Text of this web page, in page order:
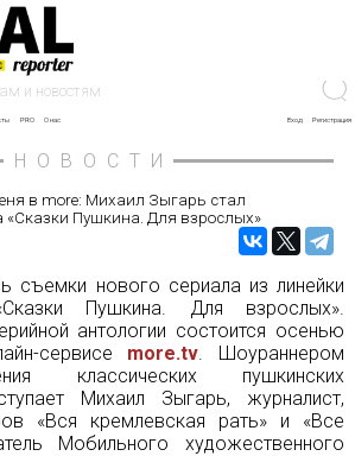
PRO О нас Вход Регистрация
НОВОСТИ
в more: Михаил Зыгарь стал
«Сказки Пушкина. Для взрослых»
съемки нового сериала из линейки
Пушкина. Для взрослых».
антологии состоится осенью
сервисе more.tv. Шоураннером
классических пушкинских
Михаил Зыгарь, журналист,
«Вся кремлевская рать» и «Все
Мобильного художественного